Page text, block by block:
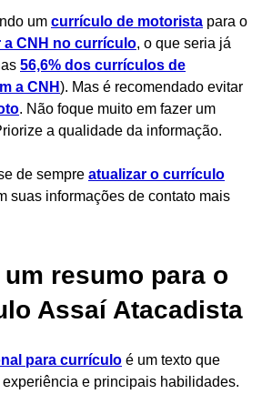
um currículo de motorista para o
a CNH no currículo, o que seria já
56,6% dos currículos de
a CNH). Mas é recomendado evitar
. Não foque muito em fazer um
a qualidade da informação.
de sempre atualizar o currículo
suas informações de contato mais
resumo para o
Assaí Atacadista
para currículo é um texto que
e principais habilidades.